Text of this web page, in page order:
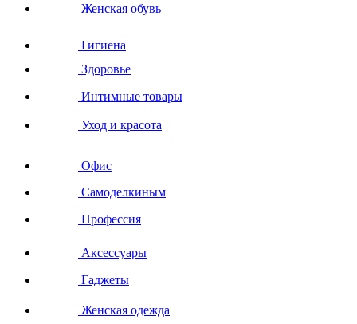
Женская обувь
Гигиена
Здоровье
Интимные товары
Уход и красота
Офис
Самоделкиным
Профессия
Аксессуары
Гаджеты
Женская одежда